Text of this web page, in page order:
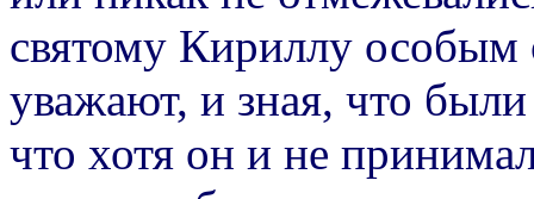
святому Кириллу особым
уважают, и зная, что
что хотя он и не